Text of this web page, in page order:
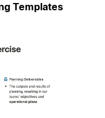
Templates